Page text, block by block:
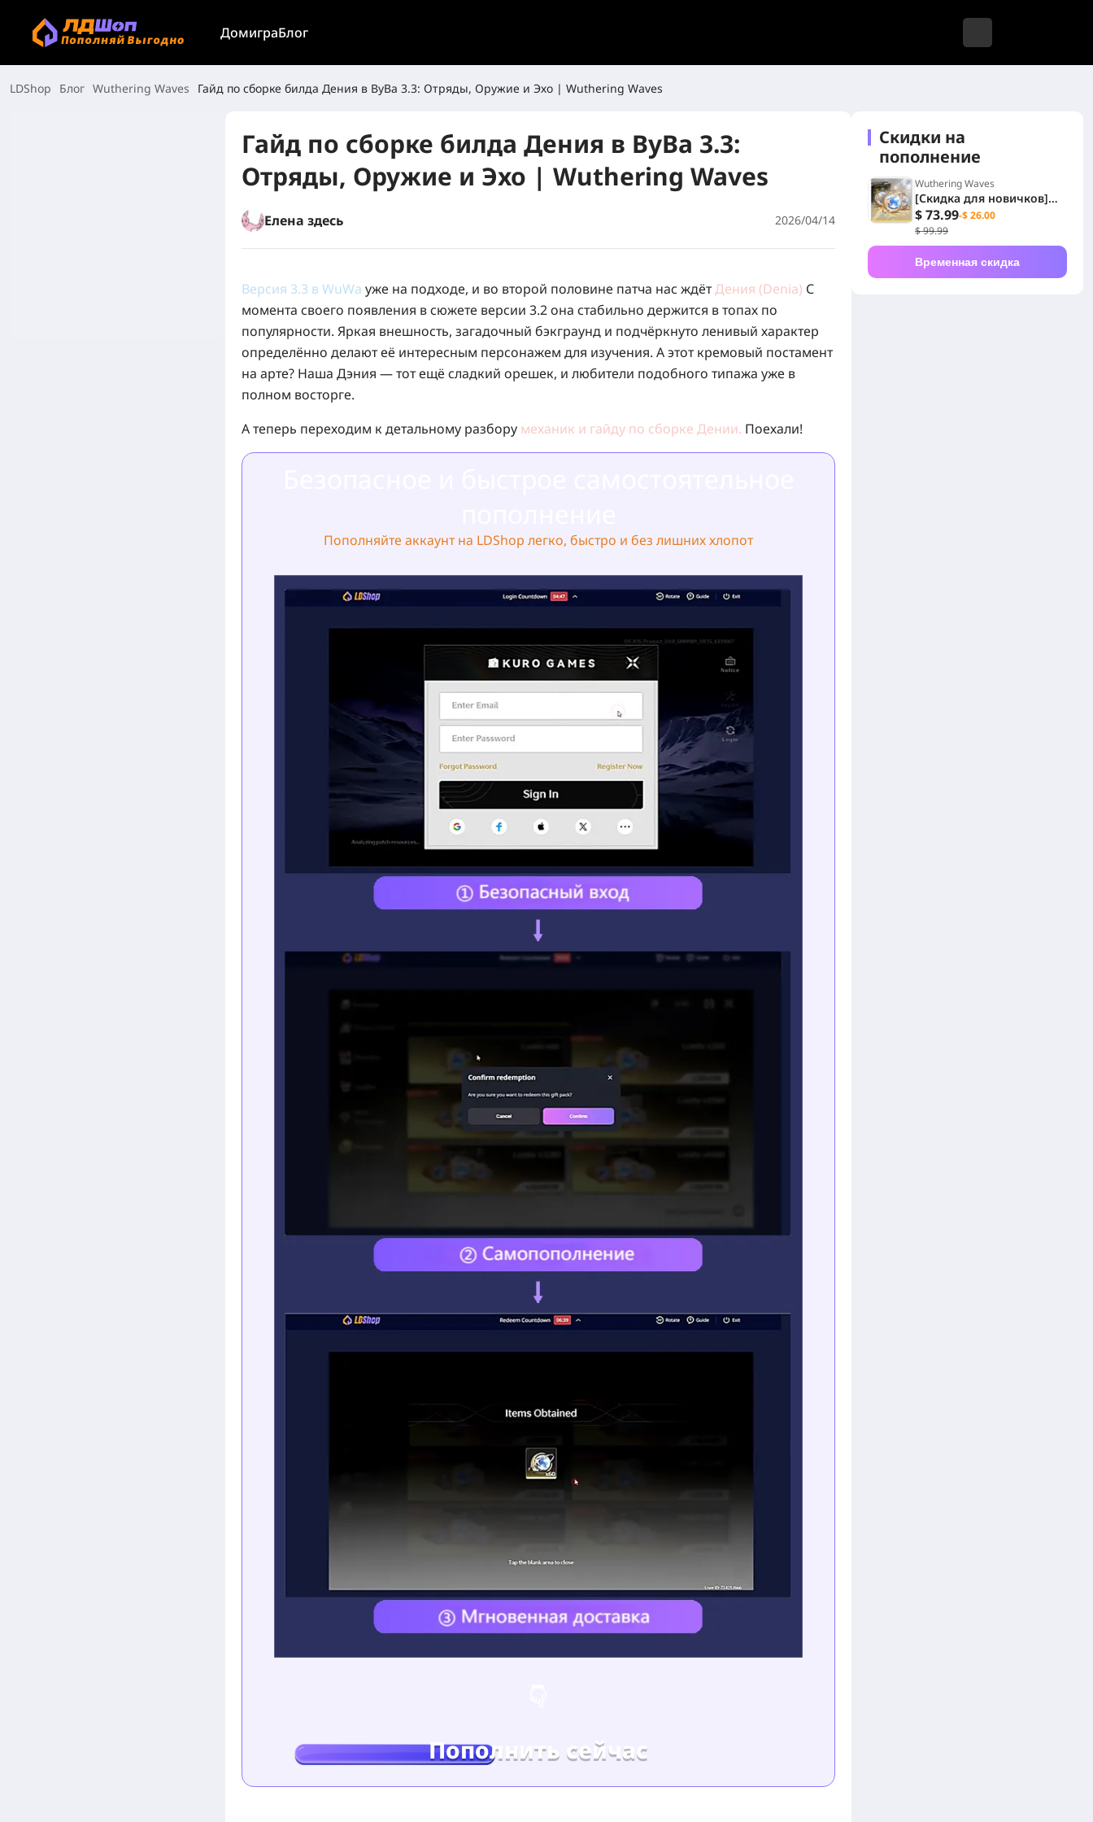
ДомиграБлог
LDShop Блог Wuthering Waves Гайд по сборке билда Дения в ВуВа 3.3: Отряды, Оружие и Эхо | Wuthering Waves
Гайд по сборке билда Дения в ВуВа 3.3:
Отряды, Оружие и Эхо | Wuthering Waves
Елена здесь 2026/04/14
Версия 3.3 в WuWa уже на подходе, и во второй половине патча нас ждётДения (Denia) С
момента своего появления в сюжете версии 3.2 она стабильно держится в топах по
популярности. Яркая внешность, загадочный бэкграунд и подчёркнуто ленивый характер
определённо делают её интересным персонажем для изучения. А этот кремовый постамент
на арте? Наша Дэния — тот ещё сладкий орешек, и любители подобного типажа уже в
полном восторге.
А теперь переходим к детальному разбору механик и гайду по сборке Дении. Поехали!
Пополняйте аккаунт на LDShop легко, быстро и без лишних хлопот
Пополнить сейчас
Скидки на
пополнение
Wuthering Waves
[Скидка для новичков]
6480 + 1600 Лунитов
$ 73.99-$ 26.00
$ 99.99
Временная скидка